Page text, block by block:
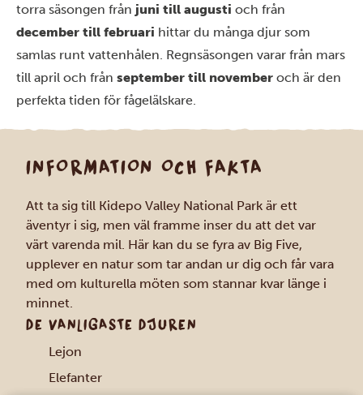
torra säsongen från juni till augusti och från
december till februari hittar du många djur som
samlas runt vattenhålen. Regnsäsongen varar från mars
till april och från september till november och är den
perfekta tiden för fågelälskare.
INFORMATION OCH FAKTA
Att ta sig till Kidepo Valley National Park är ett
äventyr i sig, men väl framme inser du att det var
värt varenda mil. Här kan du se fyra av Big Five,
upplever en natur som tar andan ur dig och får vara
med om kulturella möten som stannar kvar länge i
minnet.
DE VANLIGASTE DJUREN
Lejon
Elefanter